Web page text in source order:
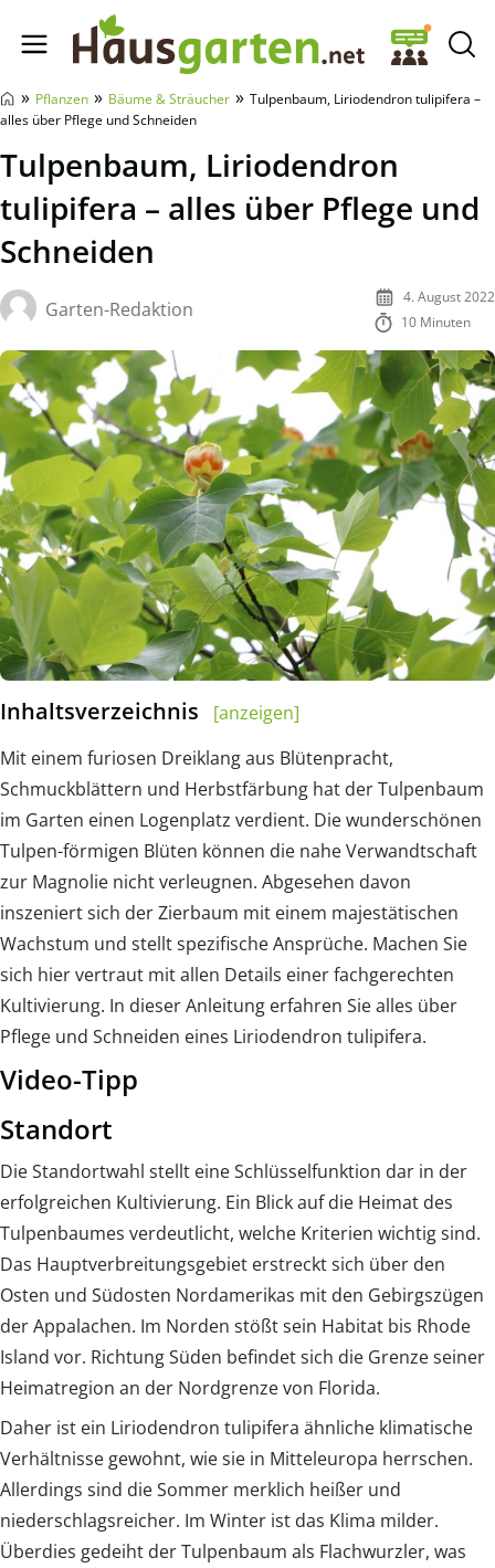
Hausgarten.net
» Pflanzen » Bäume & Sträucher » Tulpenbaum, Liriodendron tulipifera –
alles über Pflege und Schneiden
Tulpenbaum, Liriodendron
tulipifera – alles über Pflege und
Schneiden
Garten-Redaktion
4. August 2022
10 Minuten
Inhaltsverzeichnis
[anzeigen]
Mit einem furiosen Dreiklang aus Blütenpracht,
Schmuckblättern und Herbstfärbung hat der Tulpenbaum
im Garten einen Logenplatz verdient. Die wunderschönen
Tulpen-förmigen Blüten können die nahe Verwandtschaft
zur Magnolie nicht verleugnen. Abgesehen davon
inszeniert sich der Zierbaum mit einem majestätischen
Wachstum und stellt spezifische Ansprüche. Machen Sie
sich hier vertraut mit allen Details einer fachgerechten
Kultivierung. In dieser Anleitung erfahren Sie alles über
Pflege und Schneiden eines Liriodendron tulipifera.
Video-Tipp
Standort
Die Standortwahl stellt eine Schlüsselfunktion dar in der
erfolgreichen Kultivierung. Ein Blick auf die Heimat des
Tulpenbaumes verdeutlicht, welche Kriterien wichtig sind.
Das Hauptverbreitungsgebiet erstreckt sich über den
Osten und Südosten Nordamerikas mit den Gebirgszügen
der Appalachen. Im Norden stößt sein Habitat bis Rhode
Island vor. Richtung Süden befindet sich die Grenze seiner
Heimatregion an der Nordgrenze von Florida.
Daher ist ein Liriodendron tulipifera ähnliche klimatische
Verhältnisse gewohnt, wie sie in Mitteleuropa herrschen.
Allerdings sind die Sommer merklich heißer und
niederschlagsreicher. Im Winter ist das Klima milder.
Überdies gedeiht der Tulpenbaum als Flachwurzler, was